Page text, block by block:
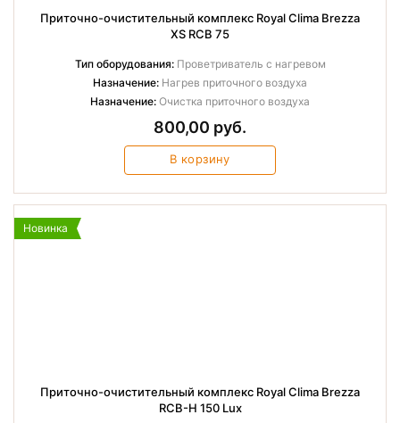
Приточно-очистительный комплекс Royal Clima Brezza
XS RCB 75
Тип оборудования:Проветриватель с нагревом
Назначение: Нагрев приточного воздуха
Назначение: Очистка приточного воздуха
800,00 руб.
В корзину
Новинка
Приточно-очистительный комплекс Royal Clima Brezza
RCB-H 150 Lux